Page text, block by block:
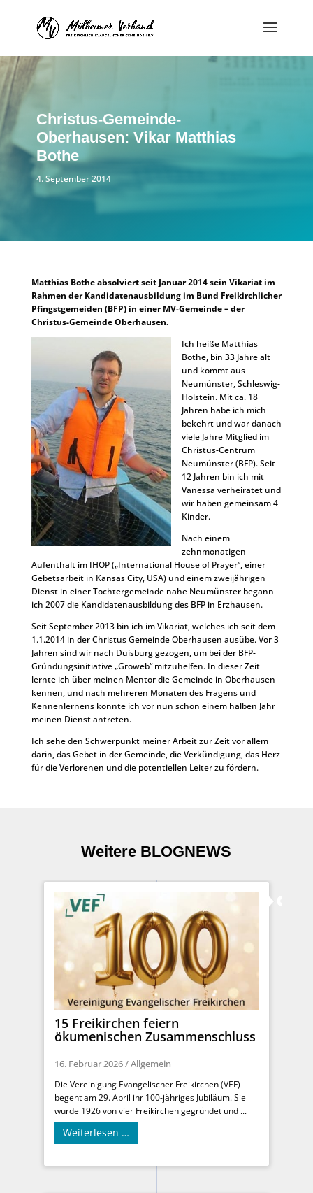
Christus-Gemeinde-
Oberhausen: Vikar Matthias
Bothe
4. September 2014
Matthias Bothe absolviert seit Januar 2014 sein Vikariat im
Rahmen der Kandidatenausbildung im Bund Freikirchlicher
Pfingstgemeiden (BFP) in einer MV-Gemeinde – der
Christus-Gemeinde Oberhausen.
Ich heiße Matthias
Bothe, bin 33 Jahre alt
und kommt aus
Neumünster, Schleswig-
Holstein. Mit ca. 18
Jahren habe ich mich
bekehrt und war danach
viele Jahre Mitglied im
Christus-Centrum
Neumünster (BFP). Seit
12 Jahren bin ich mit
Vanessa verheiratet und
wir haben gemeinsam 4
Kinder.
Nach einem
zehnmonatigen
Aufenthalt im IHOP („International House of Prayer“, einer
Gebetsarbeit in Kansas City, USA) und einem zweijährigen
Dienst in einer Tochtergemeinde nahe Neumünster begann
ich 2007 die Kandidatenausbildung des BFP in Erzhausen.
Seit September 2013 bin ich im Vikariat, welches ich seit dem
1.1.2014 in der Christus Gemeinde Oberhausen ausübe. Vor 3
Jahren sind wir nach Duisburg gezogen, um bei der BFP-
Gründungsinitiative „Groweb“ mitzuhelfen. In dieser Zeit
lernte ich über meinen Mentor die Gemeinde in Oberhausen
kennen, und nach mehreren Monaten des Fragens und
Kennenlernens konnte ich vor nun schon einem halben Jahr
meinen Dienst antreten.
Ich sehe den Schwerpunkt meiner Arbeit zur Zeit vor allem
darin, das Gebet in der Gemeinde, die Verkündigung, das Herz
für die Verlorenen und die potentiellen Leiter zu fördern.
Weitere BLOGNEWS
15 Freikirchen feiern
ökumenischen Zusammenschluss
16. Februar 2026/Allgemein
Die Vereinigung Evangelischer Freikirchen (VEF)
begeht am 29. April ihr 100-jähriges Jubiläum. Sie
wurde 1926 von vier Freikirchen gegründet und ...
Weiterlesen …